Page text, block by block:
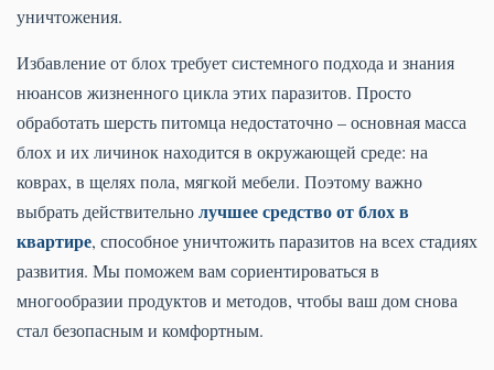
уничтожения.
Избавление от блох требует системного подхода и знания
нюансов жизненного цикла этих паразитов. Просто
обработать шерсть питомца недостаточно – основная масса
блох и их личинок находится в окружающей среде: на
коврах, в щелях пола, мягкой мебели. Поэтому важно
выбрать действительнолучшее средство от блох в
квартире, способное уничтожить паразитов на всех стадиях
развития. Мы поможем вам сориентироваться в
многообразии продуктов и методов, чтобы ваш дом снова
стал безопасным и комфортным.